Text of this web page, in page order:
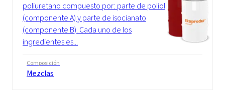
poliuretano compuesto por: parte de poliol
(componente A) y parte de isocianato
(componente B). Cada uno de los
ingredientes es...
Composición
Mezclas